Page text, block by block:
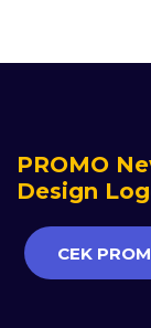
PROMO
Design
CEK